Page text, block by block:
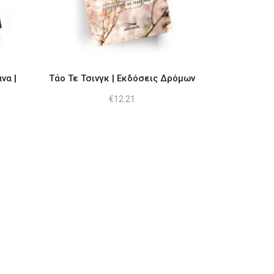
|
Τάο Τε Τσινγκ | Eκδόσεις Δρόμων
€12.21